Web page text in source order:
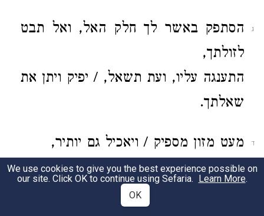
ג
הסתפק באשר לך חלק האל, ואל תבט
לזולתך,
התענגה עליו, ועת תשאל, / יפיק ויתן את
שאלתך.
ד
מעט מזון מספיק / ויאכיל גם יותיר,
אשרי עינו טובה / ושואל פת חוקו,
ואדם צר עין / ונפש מתאוה,
We use cookies to give you the best experience possible on
our site. Click OK to continue using Sefaria. Learn More.
OK